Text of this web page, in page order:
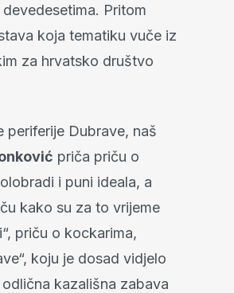
Pritom
koja tematiku vuče iz
za hrvatsko društvo
periferije Dubrave, naš
priča priču o
i puni ideala, a
kako su za to vrijeme
priču o kockarima,
koju je dosad vidjelo
kazališna zabava